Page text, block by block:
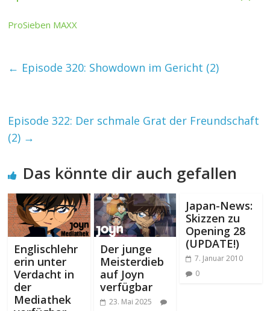
ProSieben MAXX
← Episode 320: Showdown im Gericht (2)
Episode 322: Der schmale Grat der Freundschaft
(2) →
Das könnte dir auch gefallen
Englischlehr
erin unter
Verdacht in
der
Mediathek
Der junge
Meisterdieb
auf Joyn
verfügbar
23. Mai 2025
Japan-News:
Skizzen zu
Opening 28
(UPDATE!)
7. Januar 2010
0